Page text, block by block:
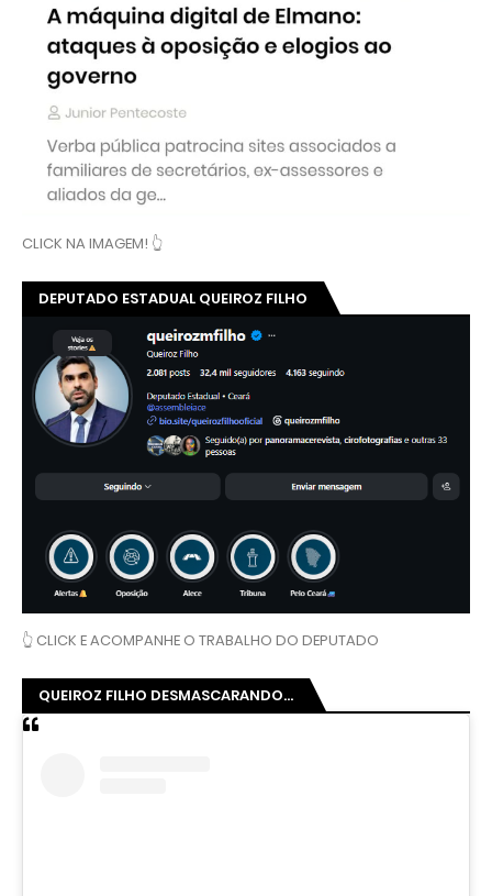
CLICK NA IMAGEM! 👆
DEPUTADO ESTADUAL QUEIROZ FILHO
👆 CLICK E ACOMPANHE O TRABALHO DO DEPUTADO
QUEIROZ FILHO DESMASCARANDO...